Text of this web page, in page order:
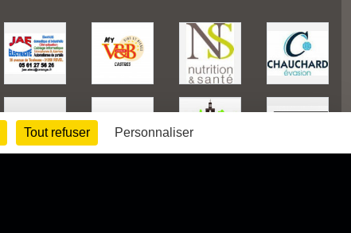
Tout refuser Personnaliser